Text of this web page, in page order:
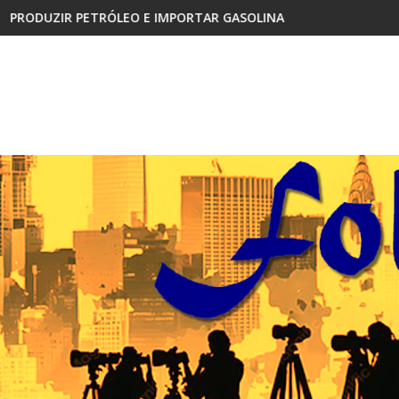
E IMPORTAR GASOLINA CABINDA, TERRITÓRIO